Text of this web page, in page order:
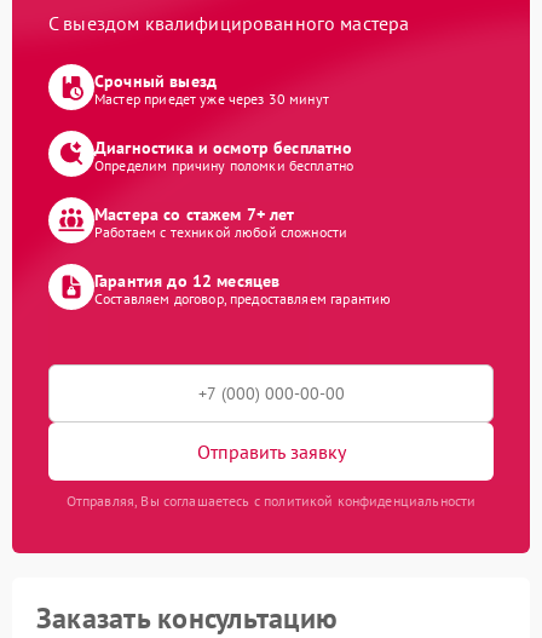
С выездом квалифицированного мастера
Срочный выезд
Мастер приедет уже через 30 минут
Диагностика и осмотр бесплатно
Определим причину поломки бесплатно
Мастера со стажем 7+ лет
Работаем с техникой любой сложности
Гарантия до 12 месяцев
Составляем договор, предоставляем гарантию
Отправить заявку
Отправляя, Вы соглашаетесь с политикой конфиденциальности
Заказать консультацию